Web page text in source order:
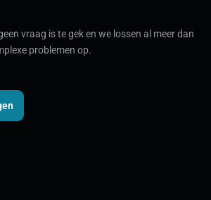
vraag is te gek en we lossen al meer dan
problemen op.